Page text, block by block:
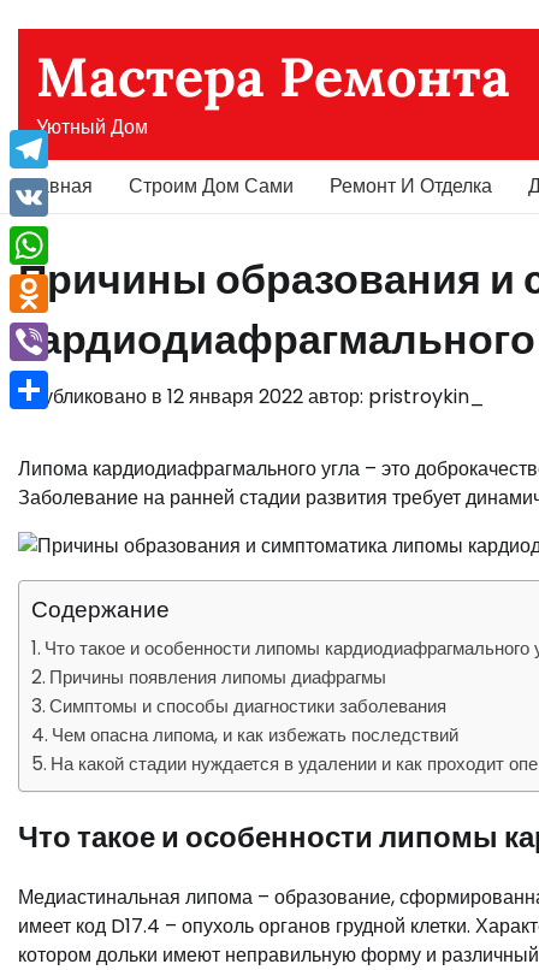
содержимому
Мастера Ремонта
Уютный Дом
Главная Строим Дом Сами Ремонт И Отделка
Причины образования и
кардиодиафрагмального
Опубликовано в 12 января 2022автор: pristroykin_
Липома кардиодиафрагмального угла – это
Заболевание на ранней стадии развития требует
Содержание
Что такое и особенности липомы кардиодиафрагмального
Причины появления липомы диафрагмы
Симптомы и способы диагностики заболевания
Чем опасна липома, и как избежать последствий
На какой стадии нуждается в удалении и как проходит
Что такое и особенности липомы
Медиастинальная липома – образование,
имеет код D17.4 – опухоль органов грудной клетки.
котором дольки имеют неправильную форму и
Telegram
VK
WhatsApp
Odnoklassniki
Viber